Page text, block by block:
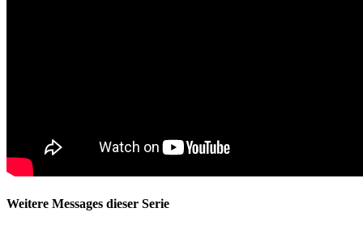
Weitere Messages dieser Serie